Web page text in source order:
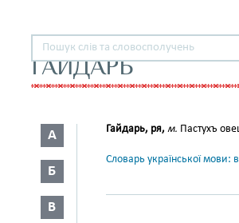
ГАЙДАРЬ
А
Б
В
Гайдарь, ря, м. Пастухъ
Словарь української